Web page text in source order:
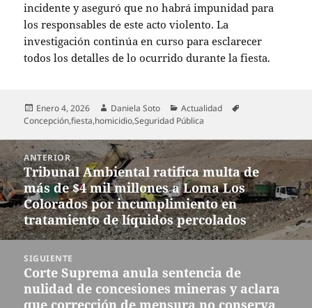
incidente y aseguró que no habrá impunidad para
los responsables de este acto violento. La
investigación continúa en curso para esclarecer
todos los detalles de lo ocurrido durante la fiesta.
Publicado
el
Enero 4, 2026 Autor
Daniela Soto Categorías
Actualidad
Concepción,fiesta,homicidio,Seguridad Pública
Navegación
de
entradas
ANTERIOR
Entrada
anterior:
Tribunal Ambiental ratifica multa de
más de $4 mil millones a Loma Los
Colorados por incumplimiento en
tratamiento de líquidos percolados
SIGUIENTE
Entrada
siguiente:
Corte Suprema anula sentencia de
nulidad de concesiones mineras y aclara
que corrección de mensura no conserva